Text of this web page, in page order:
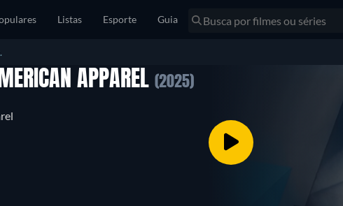
Listas Esporte Guia
APPAREL (2025)